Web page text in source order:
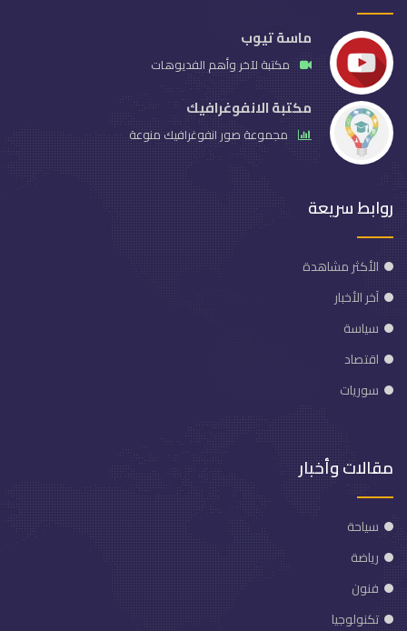
ماسة تيوب
مكتبة لآخر وأهم الفديوهات
مكتبة الانفوغرافيك
مجموعة صور انفوغرافيك منوعة
روابط سريعة
الأكثر مشاهدة
آخر الأخبار
سياسة
اقتصاد
سوريات
مقالات وأخبار
سياحة
رياضة
فنون
تكنولوجيا